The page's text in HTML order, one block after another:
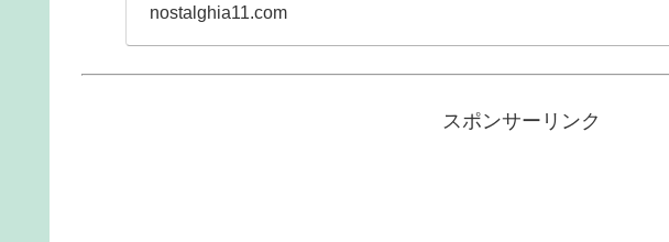
nostalghia11.com
スポンサーリンク